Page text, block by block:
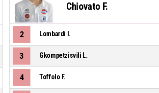
Chiovato F.
2 Lombardi I.
3 Gkompetzisvili L.
4 Toffolo F.